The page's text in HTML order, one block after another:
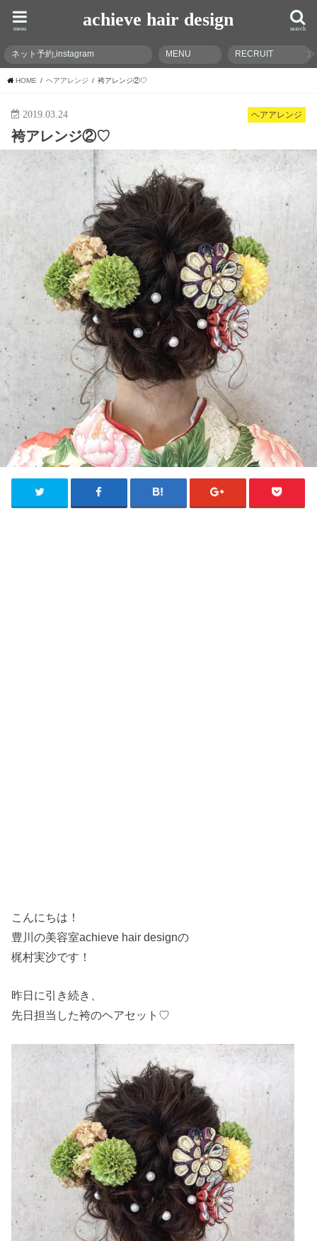
achieve hair design search
menu
ネット予約,instagram MENU RECRUIT
HOME ヘアアレンジ 袴アレンジ②♡
ヘアアレンジ
2019.03.24
袴アレンジ②♡
こんにちは！
豊川の美容室achieve hair designの
梶村実沙です！
昨日に引き続き、
先日担当した袴のヘアセット♡